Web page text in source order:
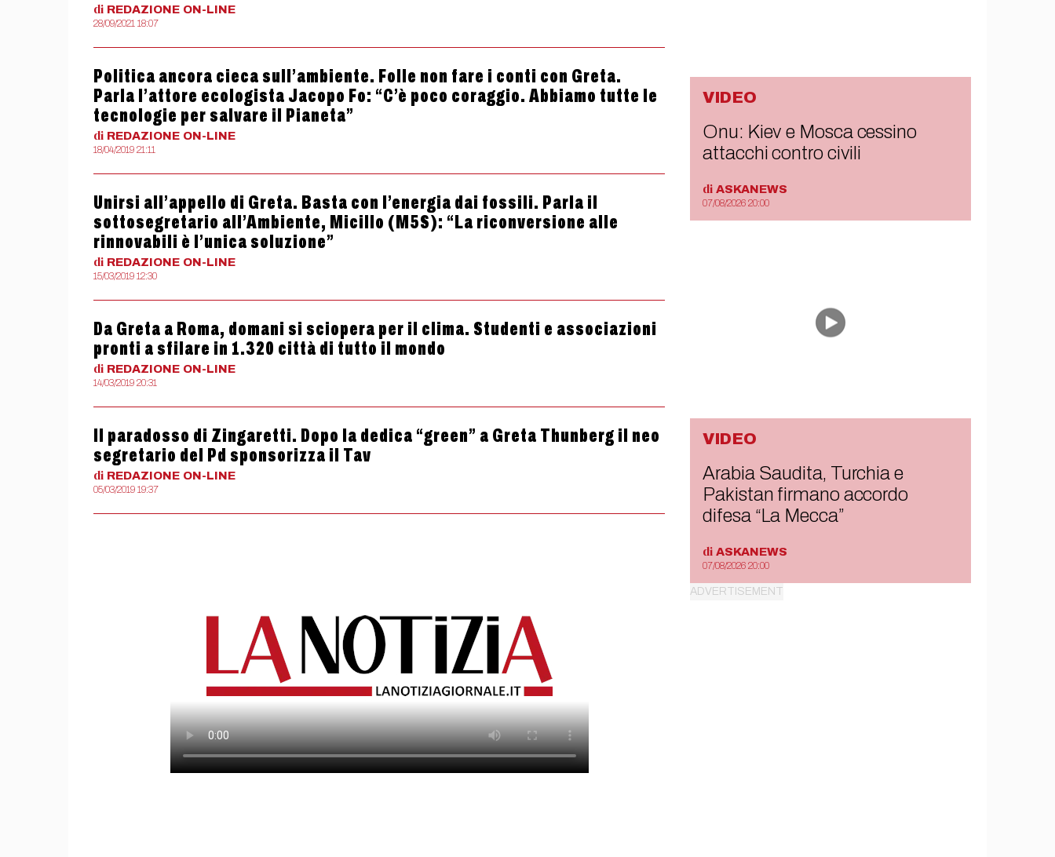
di REDAZIONE ON-LINE
28/09/2021 18:07
Politica ancora cieca sull’ambiente. Folle non fare i conti con Greta.
Parla l’attore ecologista Jacopo Fo: “C’è poco coraggio. Abbiamo tutte le
tecnologie per salvare il Pianeta”
di REDAZIONE ON-LINE
18/04/2019 21:11
Unirsi all’appello di Greta. Basta con l’energia dai fossili. Parla il
sottosegretario all’Ambiente, Micillo (M5S): “La riconversione alle
rinnovabili è l’unica soluzione”
di REDAZIONE ON-LINE
15/03/2019 12:30
Da Greta a Roma, domani si sciopera per il clima. Studenti e associazioni
pronti a sfilare in 1.320 città di tutto il mondo
di REDAZIONE ON-LINE
14/03/2019 20:31
Il paradosso di Zingaretti. Dopo la dedica “green” a Greta Thunberg il neo
segretario del Pd sponsorizza il Tav
di REDAZIONE ON-LINE
05/03/2019 19:37
VIDEO
Onu: Kiev e Mosca cessino
attacchi contro civili
di ASKANEWS
07/08/2026 20:00
VIDEO
Arabia Saudita, Turchia e
Pakistan firmano accordo
difesa “La Mecca”
di ASKANEWS
07/08/2026 20:00